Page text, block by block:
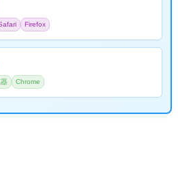
Firefox
Chrome